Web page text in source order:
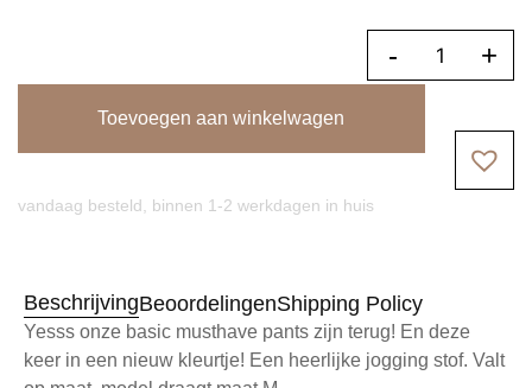
- +
Toevoegen aan winkelwagen
vandaag besteld, binnen 1-2 werkdagen in huis
BeschrijvingBeoordelingenShipping Policy
Yesss onze basic musthave pants zijn terug! En deze
keer in een nieuw kleurtje! Een heerlijke jogging stof. Valt